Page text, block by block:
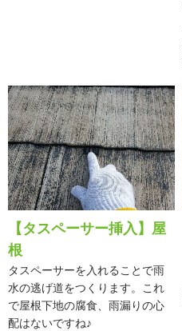
【タスペーサー挿入】屋
根
タスペーサーを入れることで雨
水の逃げ道をつくります。これ
で屋根下地の腐食、雨漏りの心
配はないですね♪